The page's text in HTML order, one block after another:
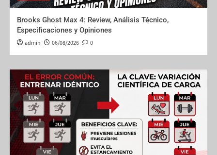
Brooks Ghost Max 4: Review, Análisis Técnico,
Especificaciones y Opiniones
admin 06/08/2026 0